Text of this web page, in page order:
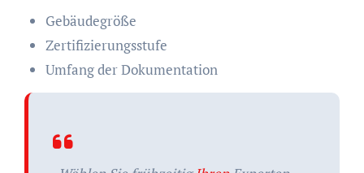
Gebäudegröße
Zertifizierungsstufe
Umfang der Dokumentation